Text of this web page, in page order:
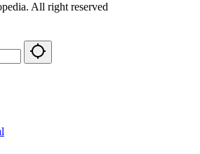
All right reserved